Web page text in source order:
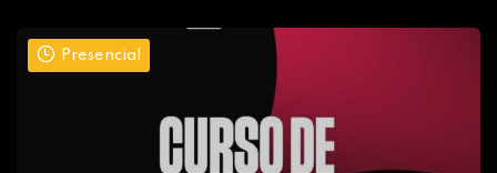
Presencial